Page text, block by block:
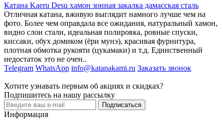
Катана Kaeru Desu хамон зонная закалка дамасская сталь
Отличная катана, вживую выглядит намного лучше чем на
фото. Более чем оправдала все ожидания, натуральный хамон,
видно слои стали, идеальная полировка, ровные спуски,
киссаки, обух домиком (ёри мунэ), красивая фурнитура,
плотная обмотка рукояти (цукамаки) и т.д. Единственный
недостаток это не очен..
Telegram WhatsApp info@katanakami.ru Заказать звонок
Хотите узнавать первым об акциях и скидках?
Подпишитесь на нашу рассылку
Подписаться
Информация